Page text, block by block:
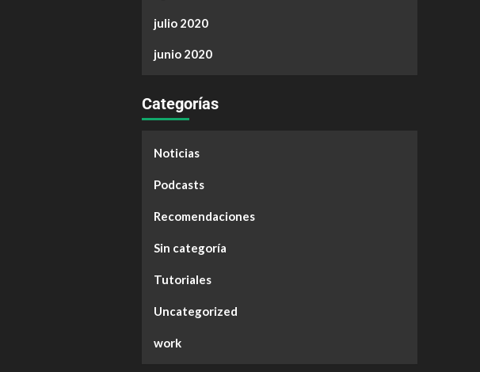
julio 2020
junio 2020
Categorías
Noticias
Podcasts
Recomendaciones
Sin categoría
Tutoriales
Uncategorized
work